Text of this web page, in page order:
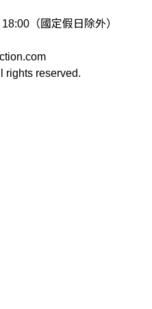
（國定假日除外）
rights reserved.